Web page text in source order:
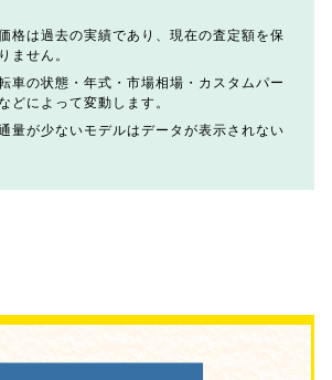
格は過去の実績であり、現在の査定額を保
ません。
車の状態・年式・市場相場・カスタムパー
どによって変動します。
量が少ないモデルはデータが表示されない